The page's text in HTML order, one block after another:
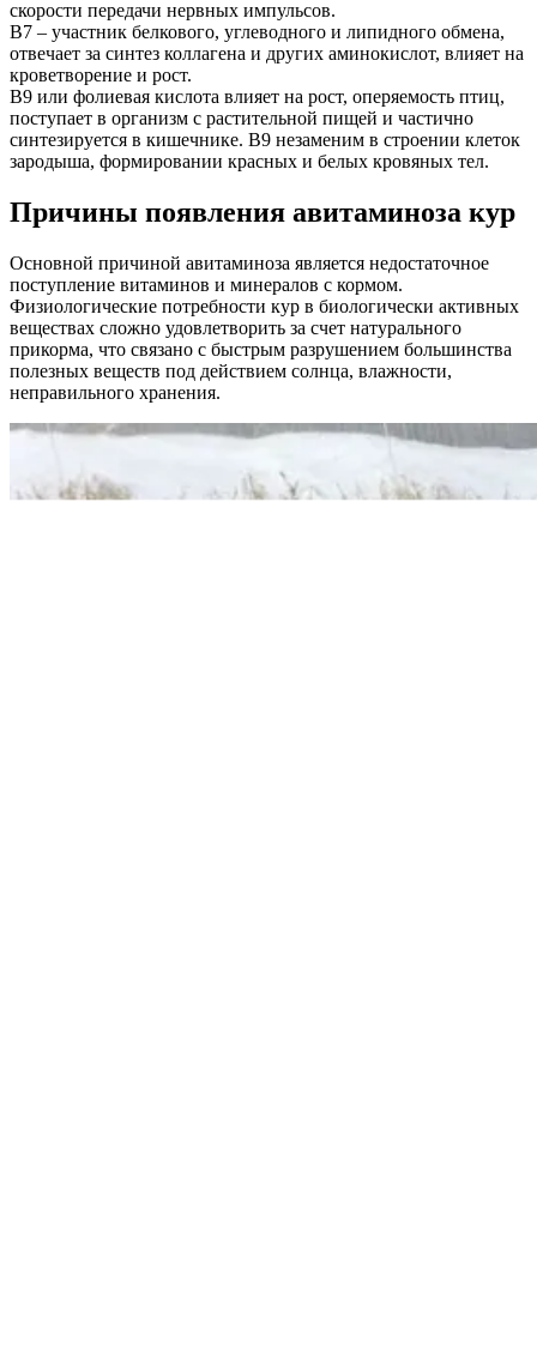
скорости передачи нервных импульсов.
В7 – участник белкового, углеводного и липидного обмена,
отвечает за синтез коллагена и других аминокислот, влияет на
кроветворение и рост.
В9 или фолиевая кислота влияет на рост, оперяемость птиц,
поступает в организм с растительной пищей и частично
синтезируется в кишечнике. В9 незаменим в строении клеток
зародыша, формировании красных и белых кровяных тел.
Причины появления авитаминоза кур
Основной причиной авитаминоза является недостаточное
поступление витаминов и минералов с кормом.
Физиологические потребности кур в биологически активных
веществах сложно удовлетворить за счет натурального
прикорма, что связано с быстрым разрушением большинства
полезных веществ под действием солнца, влажности,
неправильного хранения.